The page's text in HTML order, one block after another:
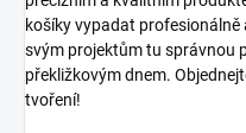
košíky vypadat
svým projektům tu správnou
překližkovým dnem.
tvoření!